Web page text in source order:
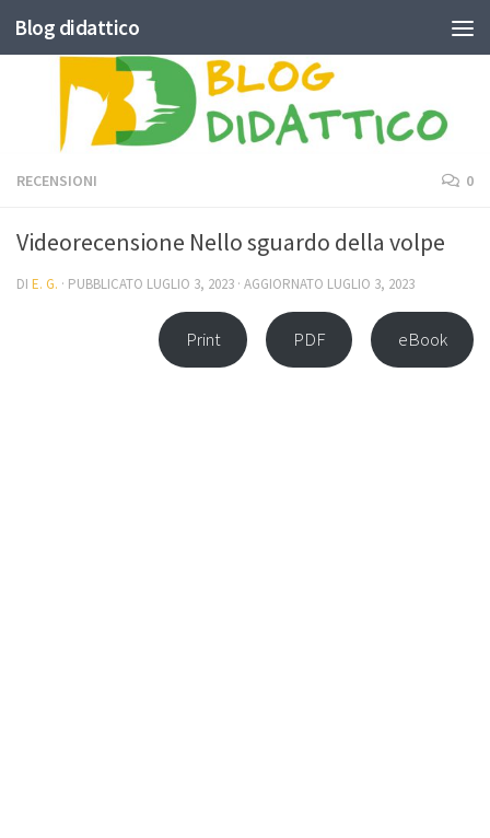
Skip to content
Blog didattico
RECENSIONI 0
Videorecensione Nello sguardo della volpe
DI E. G. · PUBBLICATO LUGLIO 3, 2023 · AGGIORNATO LUGLIO 3, 2023
Print PDF eBook